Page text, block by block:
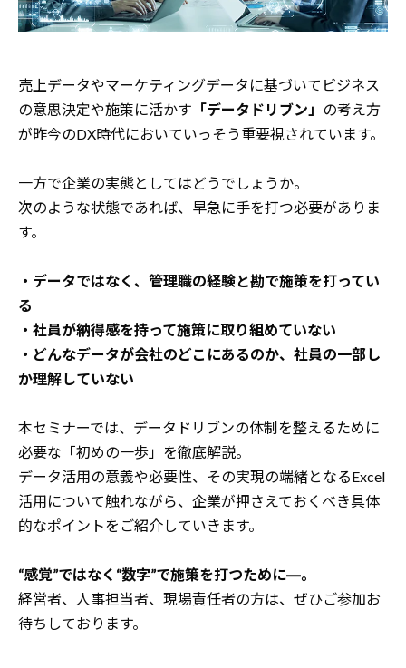
売上データやマーケティングデータに基づいて ビジネス
の意思決定や施策に活かす 「データドリブン」 の考え方
が昨今のDX時代においていっそう重要視されています。
一方で企業の実態としてはどうでしょうか。
次のような状態であれば、早急に手を打つ必要がありま
す。
・データではなく、管理職の経験と勘で施策を打ってい
る
・社員が納得感を持って施策に取り組めていない
・どんなデータが会社のどこにあるのか、社員の一部し
か理解していない
本セミナーでは、データドリブンの体制を整えるために
必要な「初めの一歩」を徹底解説。
データ活用の意義や必要性、その実現の端緒となるExcel
活用について触れながら、 企業が押さえておくべき具体
的なポイントをご紹介していきます。
“感覚”ではなく“数字”で施策を打つために―。
経営者、人事担当者、現場責任者の方は、ぜひご参加お
待ちしております。